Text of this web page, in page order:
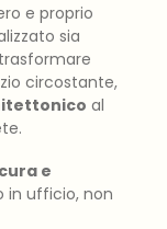
e proprio
sia
circostante,
al
cura e
in ufficio, non